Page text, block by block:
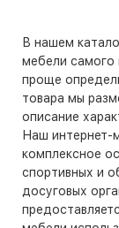
В нашем
мебели самого
проще
товара мы
описание
Наш интернет-
комплексное
спортивных и
досуговых